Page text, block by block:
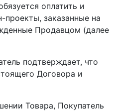
оплатить и
заказанные на
Продавцом (далее
подтверждает, что
Договора и
Товара, Покупатель